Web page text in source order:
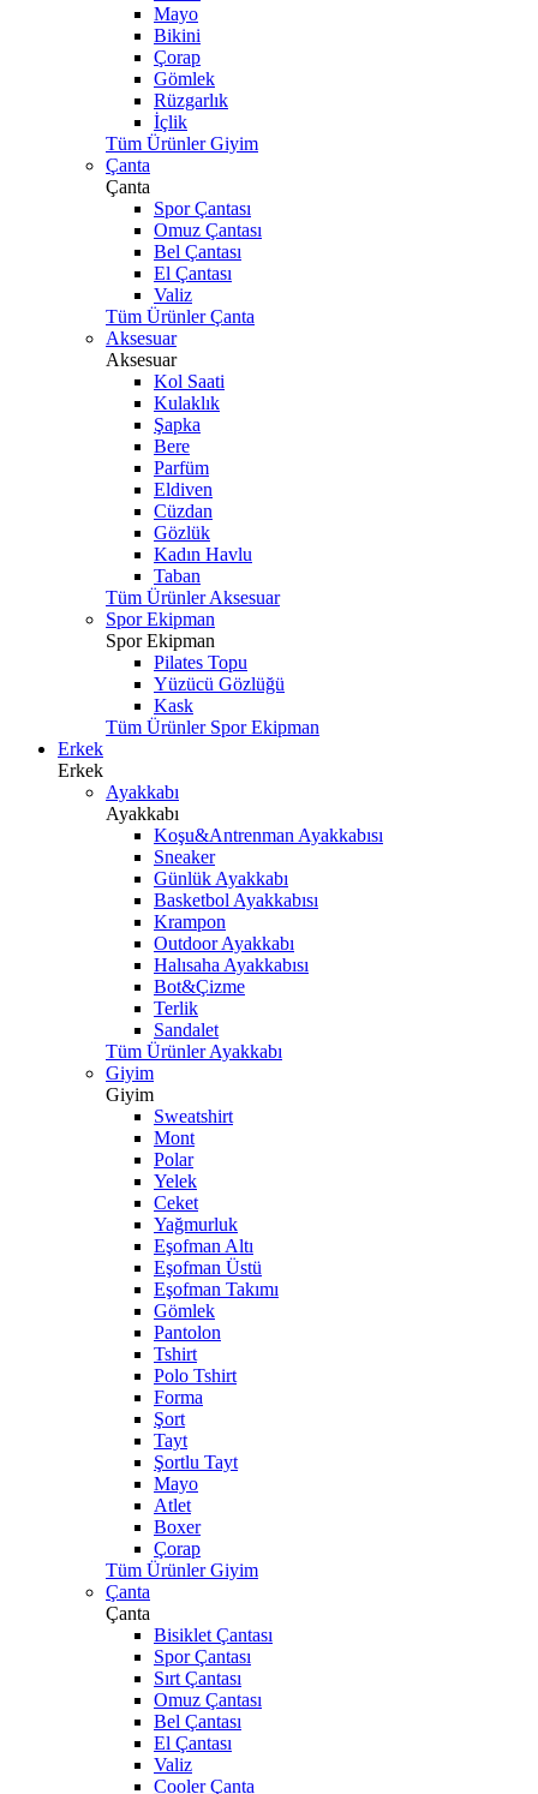
Mayo
Bikini
Çorap
Gömlek
Rüzgarlık
İçlik
Tüm Ürünler Giyim
Çanta
Çanta
Spor Çantası
Omuz Çantası
Bel Çantası
El Çantası
Valiz
Tüm Ürünler Çanta
Aksesuar
Aksesuar
Kol Saati
Kulaklık
Şapka
Bere
Parfüm
Eldiven
Cüzdan
Gözlük
Kadın Havlu
Taban
Tüm Ürünler Aksesuar
Spor Ekipman
Spor Ekipman
Pilates Topu
Yüzücü Gözlüğü
Kask
Tüm Ürünler Spor Ekipman
Erkek
Erkek
Ayakkabı
Ayakkabı
Koşu&Antrenman Ayakkabısı
Sneaker
Günlük Ayakkabı
Basketbol Ayakkabısı
Krampon
Outdoor Ayakkabı
Halısaha Ayakkabısı
Bot&Çizme
Terlik
Sandalet
Tüm Ürünler Ayakkabı
Giyim
Giyim
Sweatshirt
Mont
Polar
Yelek
Ceket
Yağmurluk
Eşofman Altı
Eşofman Üstü
Eşofman Takımı
Gömlek
Pantolon
Tshirt
Polo Tshirt
Forma
Şort
Tayt
Şortlu Tayt
Mayo
Atlet
Boxer
Çorap
Tüm Ürünler Giyim
Çanta
Çanta
Bisiklet Çantası
Spor Çantası
Sırt Çantası
Omuz Çantası
Bel Çantası
El Çantası
Valiz
Cooler Çanta